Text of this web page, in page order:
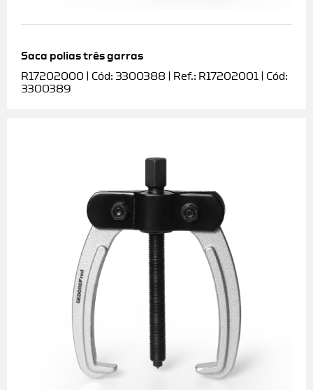
Saca polias três garras
R17202000 | Cód: 3300388 | Ref.: R17202001 | Cód:
3300389